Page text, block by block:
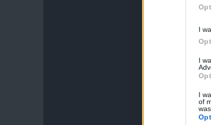
I
I
I
of